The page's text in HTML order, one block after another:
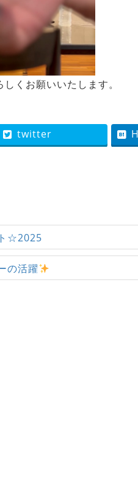
くお願いいたします。
twitter
☆2025
の活躍